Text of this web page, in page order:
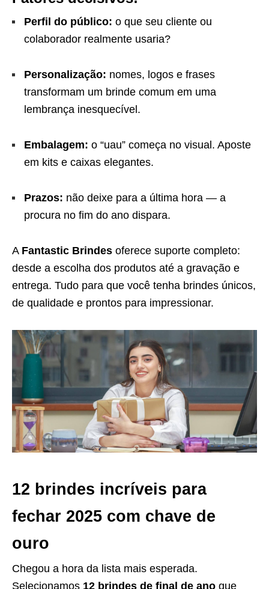
Perfil do público: o que seu cliente ou
colaborador realmente usaria?
Personalização: nomes, logos e frases
transformam um brinde comum em uma
lembrança inesquecível.
Embalagem: o “uau” começa no visual. Aposte
em kits e caixas elegantes.
Prazos: não deixe para a última hora — a
procura no fim do ano dispara.
A Fantastic Brindes oferece suporte completo:
desde a escolha dos produtos até a gravação e
entrega. Tudo para que você tenha brindes únicos,
de qualidade e prontos para impressionar.
12 brindes incríveis para
fechar 2025 com chave de
ouro
Chegou a hora da lista mais esperada.
Selecionamos 12 brindes de final de ano que